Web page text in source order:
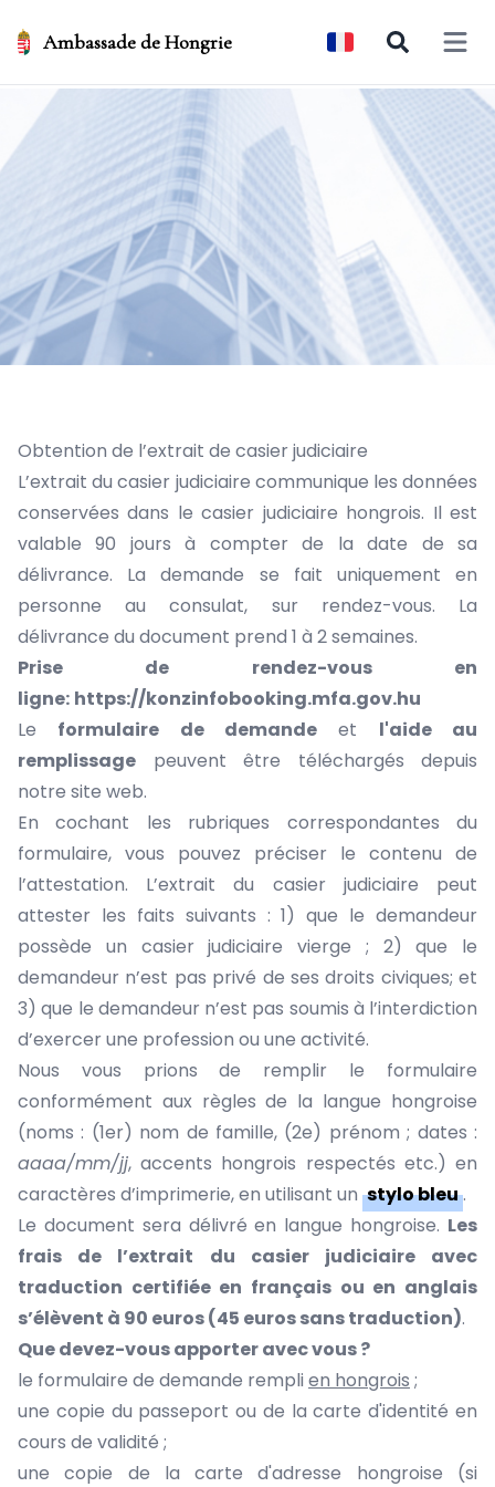
Ambassade de Hongrie Open
Obtention de l’extrait de casier judiciaire
L’extrait du casier judiciaire communique les données
conservées dans le casier judiciaire hongrois. Il est
valable 90 jours à compter de la date de sa
délivrance. La demande se fait uniquement en
personne au consulat, sur rendez-vous. La
délivrance du document prend 1 à 2 semaines.
Prise de rendez-vous en
ligne: https://konzinfobooking.mfa.gov.hu
Le formulaire de demande et l'aide au
remplissage peuvent être téléchargés depuis
notre site web.
En cochant les rubriques correspondantes du
formulaire, vous pouvez préciser le contenu de
l’attestation. L’extrait du casier judiciaire peut
attester les faits suivants : 1) que le demandeur
possède un casier judiciaire vierge ; 2) que le
demandeur n’est pas privé de ses droits civiques; et
3) que le demandeur n’est pas soumis à l’interdiction
d’exercer une profession ou une activité.
Nous vous prions de remplir le formulaire
conformément aux règles de la langue hongroise
(noms : (1er) nom de famille, (2e) prénom ; dates :
aaaa/mm/jj, accents hongrois respectés etc.) en
caractères d’imprimerie, en utilisant un stylo bleu.
Le document sera délivré en langue hongroise. Les
frais de l’extrait du casier judiciaire avec
traduction certifiée en français ou en anglais
s’élèvent à 90 euros (45 euros sans traduction).
Que devez-vous apporter avec vous ?
le formulaire de demande rempli en hongrois ;
une copie du passeport ou de la carte d'identité en
cours de validité ;
une copie de la carte d'adresse hongroise (si